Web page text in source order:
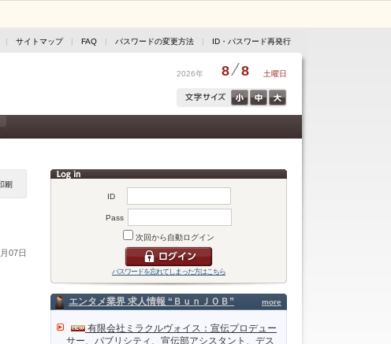
| サイトマップ| FAQ | パスワードの変更方法 | ID・パスワード再発行
2026年 8 8 土曜日
ID
Pass
次回から自動ログイン
パスワードを忘れてしまった方はこちら
more
エンタメ業界 求人情報 “ＢｕｎＪＯＢ”
有限会社ミラクルヴォイス：宣伝プロデュー
サー、パブリシティ、宣伝部アシスタント、デス
07日